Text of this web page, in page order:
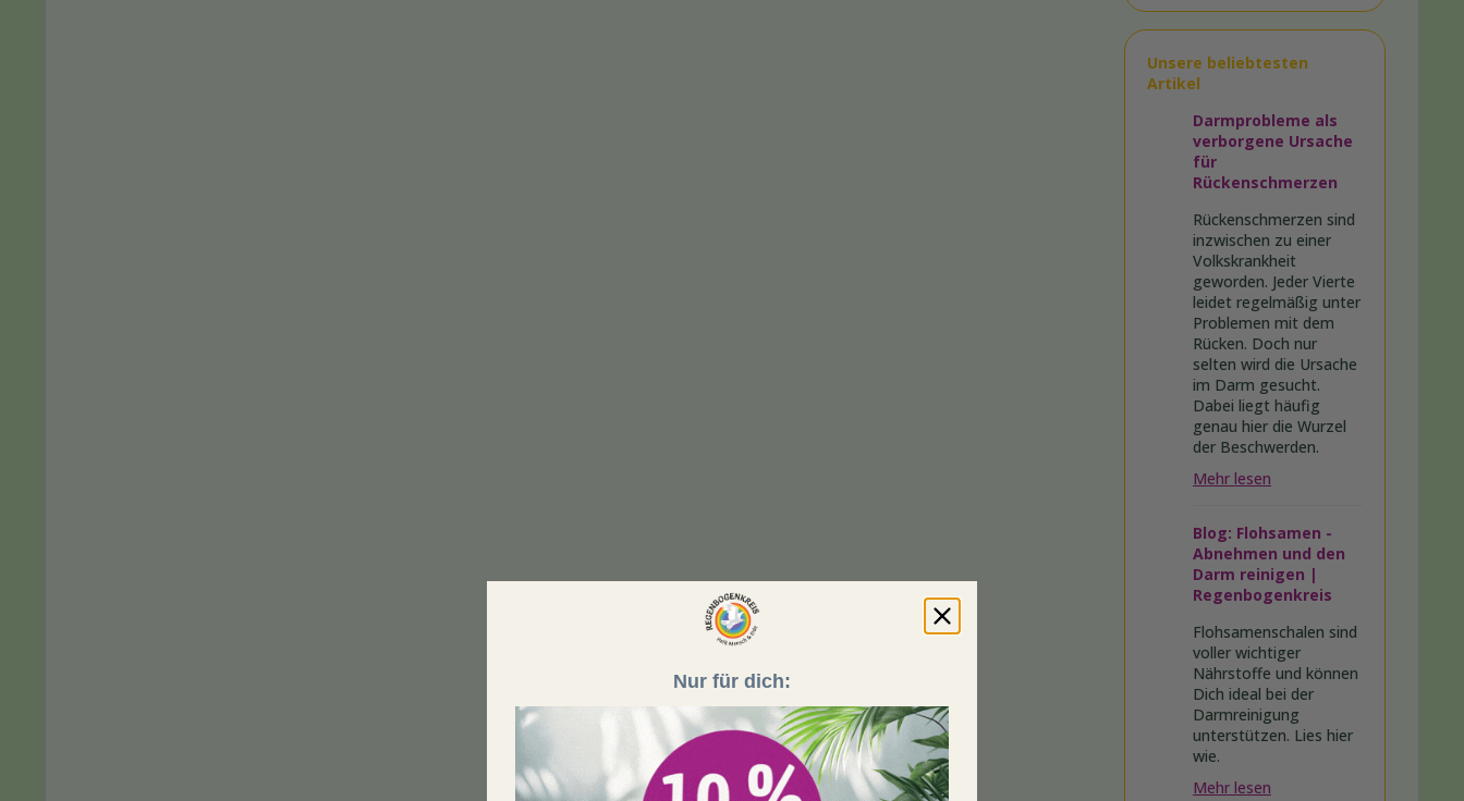
Unsere beliebtesten
Artikel
Darmprobleme als
verborgene Ursache
für
Rückenschmerzen
Rückenschmerzen sind
inzwischen zu einer
Volkskrankheit
geworden. Jeder Vierte
leidet regelmäßig unter
Problemen mit dem
Rücken. Doch nur
selten wird die Ursache
im Darm gesucht.
Dabei liegt häufig
genau hier die Wurzel
der Beschwerden.
Mehr lesen
Blog: Flohsamen -
Abnehmen und den
Darm reinigen |
Regenbogenkreis
Flohsamenschalen sind
voller wichtiger
Nährstoffe und können
Dich ideal bei der
Darmreinigung
unterstützen. Lies hier
wie.
Mehr lesen
Nur für dich: